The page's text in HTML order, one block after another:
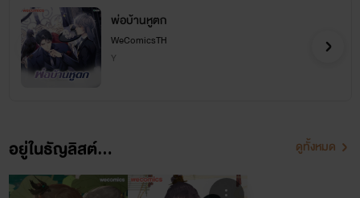
พ่อบ้านหูตก
WeComicsTH
Y
อยู่ในธัญลิสต์... ดูทั้งหมด